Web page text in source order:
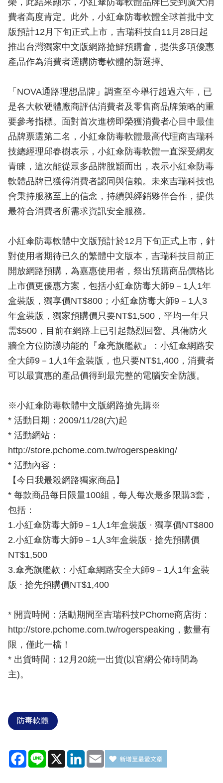
榮，此結果顯示，小紅傘防毒軟體品牌已受到廣大消
費者高度肯定。此外，小紅傘防毒軟體全球首批中文
版預計12月下旬正式上市，吉瑞科技自11月28日起
推出台灣獨家中文版網路搶鮮預購會，提供多項優惠
產品作為消費者選購防毒軟體的新選擇。
「NOVA通路理想品牌」調查至今舉行超過六年，已
是各大軟硬體廠商評估消費者及零售商品牌策略的重
要參考指標。面對首次進榜即榮獲消費者心目中最佳
品牌票選第二名，小紅傘防毒軟體最高代理商吉瑞科
技總經理邱春樹表示，小紅傘防毒軟體一直深受網友
青睞，這次能從眾多品牌脫穎而出，表示小紅傘防毒
軟體品牌已獲得消費者認同與信賴。未來吉瑞科技也
會秉持服務至上的信念，持續與經銷夥伴合作，提供
最符合消費者所需求資訊安全服務。
小紅傘防毒軟體中文版預計於12月下旬正式上市，針
對使用者期待已久的繁體中文版本，吉瑞科技目前正
開放網路預購，為嘉惠使用者，祭出預購商品價格比
上市價更優惠方案，包括小紅傘防毒大師9－1人1年
盒裝版，獨享價NT$800；小紅傘防毒大師9－1人3
年盒裝版，獨家預購價只要NT$1,500，平均一年只
需$500，目前在網路上已引起熱烈回響。具備防火
牆全方位防護功能的『傘亮旗艦款』：小紅傘網路安
全大師9－1人1年盒裝版，也只要NT$1,400，消費者
可以最實惠的產品價得到最完整的電腦安全防護。
※小紅傘防毒軟體中文版網路搶先購※
* 活動日期：2009/11/28(六)起
* 活動網站：
http://store.pchome.com.tw/rogerspeaking/
* 活動內容：
【今日我最殺網路獨家商品】
* 每款商品每日限量100組，每人每次最多限購3套，
包括：
1.小紅傘防毒大師9－1人1年盒裝版 · 獨享價NT$800
2.小紅傘防毒大師9－1人3年盒裝版 · 搶先預購價
NT$1,500
3.傘亮旗艦款：小紅傘網路安全大師9－1人1年盒裝
版 · 搶先預購價NT$1,400
* 開賣時間：活動期間至吉瑞科技PChome商店街：
http://store.pchome.com.tw/rogerspeaking，數量有
限，僅此一檔！
* 出貨時間：12月20統一出貨(以官網公佈時間為
主)。
防毒軟體
Facebook
Line X LinkedIn
Email